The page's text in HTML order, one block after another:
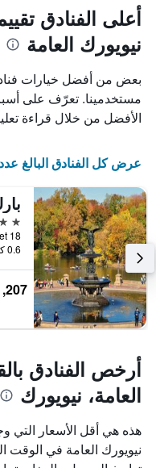
المخطط
1
X
يعرض
أيام
الأسبوع.
التالي
محور
Y
الذي
يعرض
متوسط
سعر
غرفة
أعلى الفنادق
نيويورك العامة
بعض من أفضل خيارات
مستخدمينا. تعرّف على
الأفضل من خلال قراءة
عرض كل الفنادق البالغ عددها
4 نجوم
0.6 كيلومتر عن وسط المدينة
1,207
أرخص الفنادق
العامة، نيويورك
هذه هي أقل الأسعار التي
نيويورك العامة في الوقت